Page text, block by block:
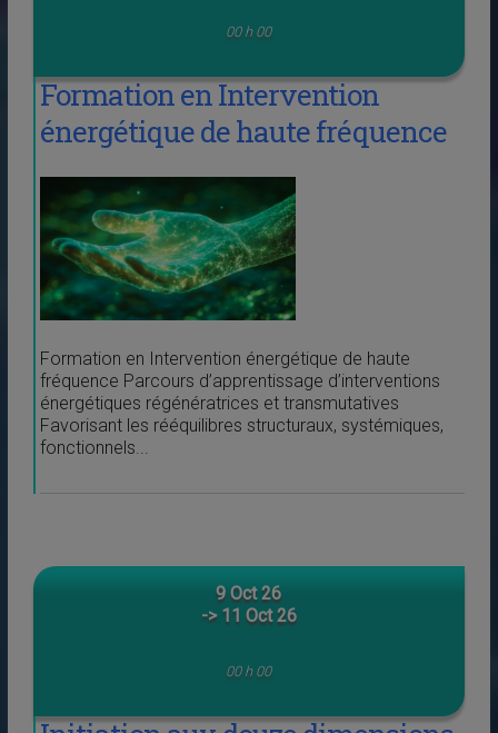
00 h 00
Formation en Intervention
énergétique de haute fréquence
Formation en Intervention énergétique de haute
fréquence Parcours d’apprentissage d’interventions
énergétiques régénératrices et transmutatives
Favorisant les rééquilibres structuraux, systémiques,
fonctionnels...
9 Oct 26
-> 11 Oct 26
00 h 00